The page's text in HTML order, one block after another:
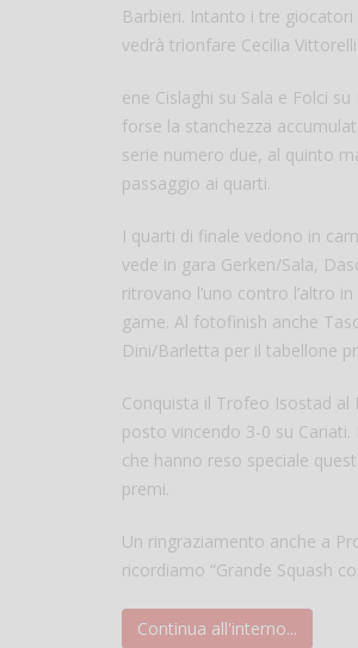
Barbieri. Intanto i tre
vedrà trionfare Cecilia Vittorelli.
ene Cislaghi su Sala e Folci
forse la stanchezza
serie numero due, al quinto
passaggio ai quarti.
I quarti di finale vedono in
vede in gara Gerken/Sala,
ritrovano l’uno contro l’altro
game. Al fotofinish anche
Dini/Barletta per il tabellone
Conquista il Trofeo Isostad al
posto vincendo 3-0 su
che hanno reso speciale
premi.
Un ringraziamento anche a
ricordiamo “Grande Squash
Continua all'interno...